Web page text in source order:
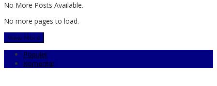
No More Posts Available.
No more pages to load.
View More
Populer
Komentar